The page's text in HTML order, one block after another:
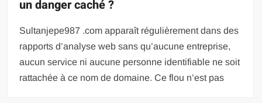
un danger caché ?
Sultanjepe987 .com apparaît régulièrement dans des
rapports d’analyse web sans qu’aucune entreprise,
aucun service ni aucune personne identifiable ne soit
rattachée à ce nom de domaine. Ce flou n’est pas